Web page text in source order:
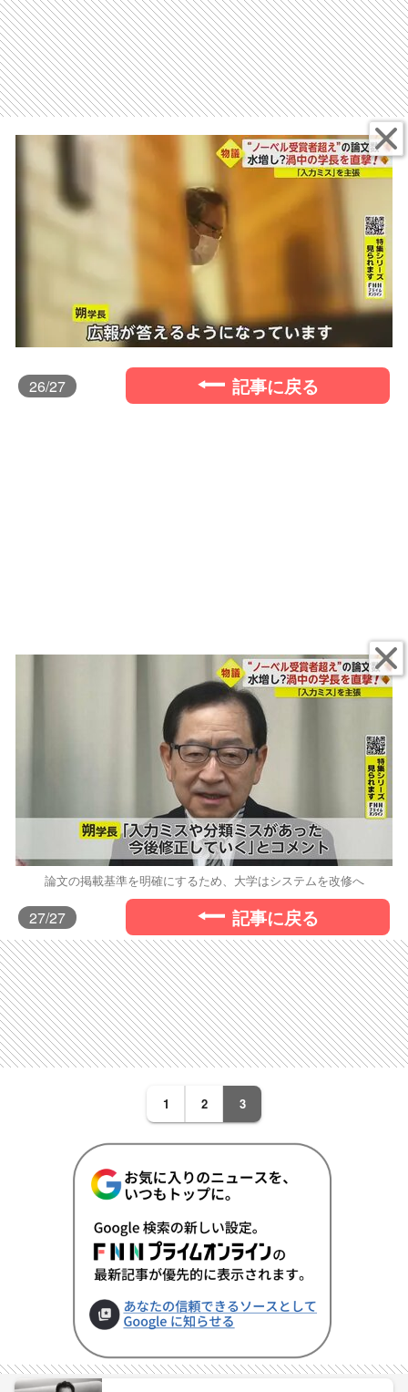
26/27 記事に戻る
論文の掲載基準を明確にするため、大学はシステムを改修へ
27/27 記事に戻る
1 2 3